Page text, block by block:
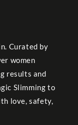
Curated by
women
results and
Slimming to
love, safety,